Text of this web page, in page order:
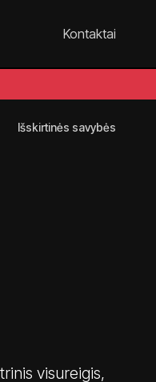
Kontaktai
Išskirtinės savybės
visureigis,